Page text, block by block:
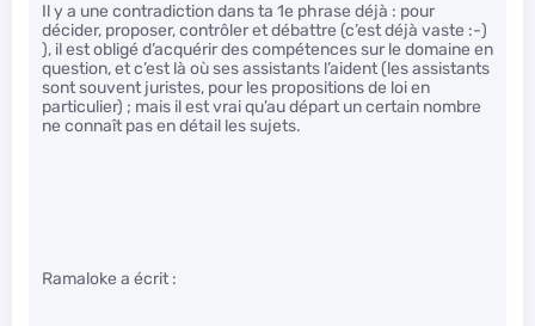
Il y a une contradiction dans ta 1e phrase déjà : pour
décider, proposer, contrôler et débattre (c’est déjà vaste :-)
), il est obligé d’acquérir des compétences sur le domaine en
question, et c’est là où ses assistants l’aident (les assistants
sont souvent juristes, pour les propositions de loi en
particulier) ; mais il est vrai qu’au départ un certain nombre
ne connaît pas en détail les sujets.
Ramaloke a écrit :